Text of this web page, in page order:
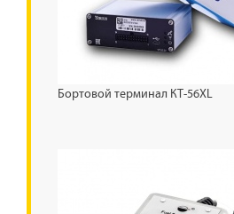
Бортовой терминал КТ-56XL